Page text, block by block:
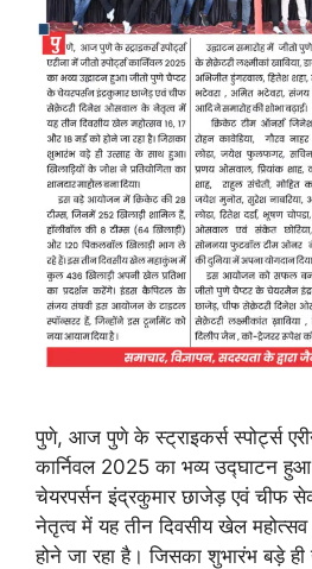
पुणे, आज पुणे के स्ट्राइकर्स स्पोर्ट्स
कार्निवल 2025 का भव्य उद्घाटन
चेयरपर्सन इंद्रकुमार छाजेड़ एवं चीफ
नेतृत्व में यह तीन दिवसीय खेल
होने जा रहा है। जिसका शुभारंभ बड़े